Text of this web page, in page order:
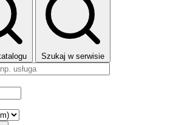
Szukaj w serwisie